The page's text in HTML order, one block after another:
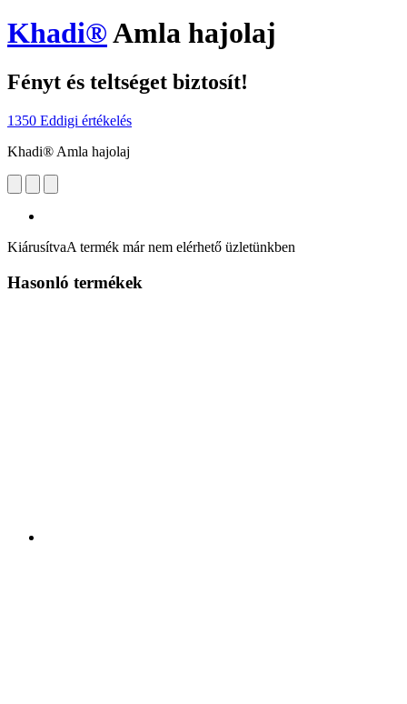
Khadi®Amla hajolaj
Fényt és teltséget biztosít!
1350 Eddigi értékelés
Khadi® Amla hajolaj
KiárusítvaA termék már nem elérhető üzletünkben
Hasonló termékek